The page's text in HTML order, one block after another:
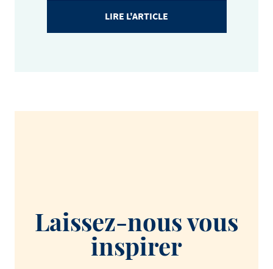
LIRE L'ARTICLE
Laissez-nous vous
inspirer